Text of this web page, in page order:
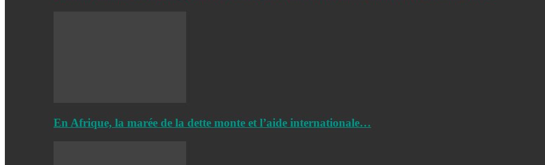
En Afrique, la marée de la dette monte et l’aide internationale…